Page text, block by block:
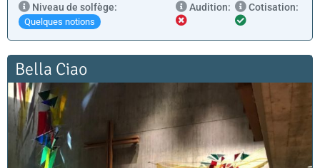
Niveau de solfège:
Quelques notions
Audition: Cotisation:
Bella Ciao